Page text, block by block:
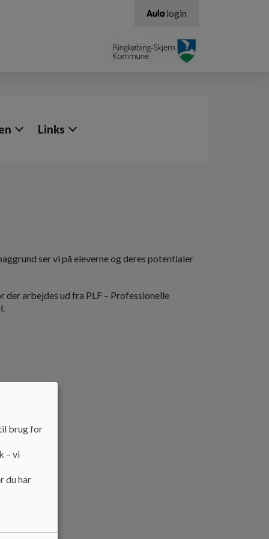
login
Links
ser vi på eleverne og deres potentialer
der arbejdes ud fra PLF – Professionelle
brug for
– vi
du har